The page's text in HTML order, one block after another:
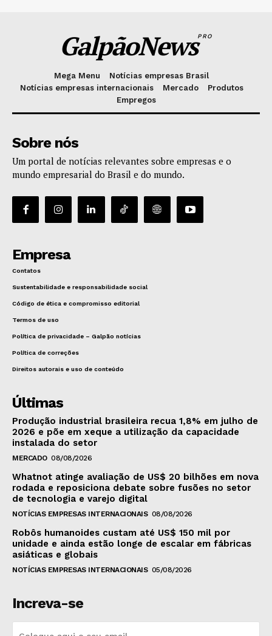
GalpãoNewsPRO
Mega Menu
Notícias empresas Brasil
Notícias empresas internacionais
Mercado
Produtos
Empregos
Sobre nós
Um portal de notícias relevantes sobre empresas e o
mundo empresarial do Brasil e do mundo.
Empresa
Contatos
Sustentabilidade e responsabilidade social
Código de ética e compromisso editorial
Termos de uso
Política de privacidade – Galpão notícias
Política de correções
Direitos autorais e uso de conteúdo
Últimas
Produção industrial brasileira recua 1,8% em julho de
2026 e põe em xeque a utilização da capacidade
instalada do setor
MERCADO 08/08/2026
Whatnot atinge avaliação de US$ 20 bilhões em nova
rodada e reposiciona debate sobre fusões no setor
de tecnologia e varejo digital
NOTÍCIAS EMPRESAS INTERNACIONAIS 08/08/2026
Robôs humanoides custam até US$ 150 mil por
unidade e ainda estão longe de escalar em fábricas
asiáticas e globais
NOTÍCIAS EMPRESAS INTERNACIONAIS 05/08/2026
Increva-se